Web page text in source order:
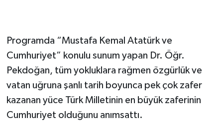
Programda “Mustafa Kemal Atatürk ve
Cumhuriyet” konulu sunum yapan Dr. Öğr.
Pekdoğan, tüm yokluklara rağmen özgürlük ve
vatan uğruna şanlı tarih boyunca pek çok zafer
kazanan yüce Türk Milletinin en büyük zaferinin
Cumhuriyet olduğunu anımsattı.